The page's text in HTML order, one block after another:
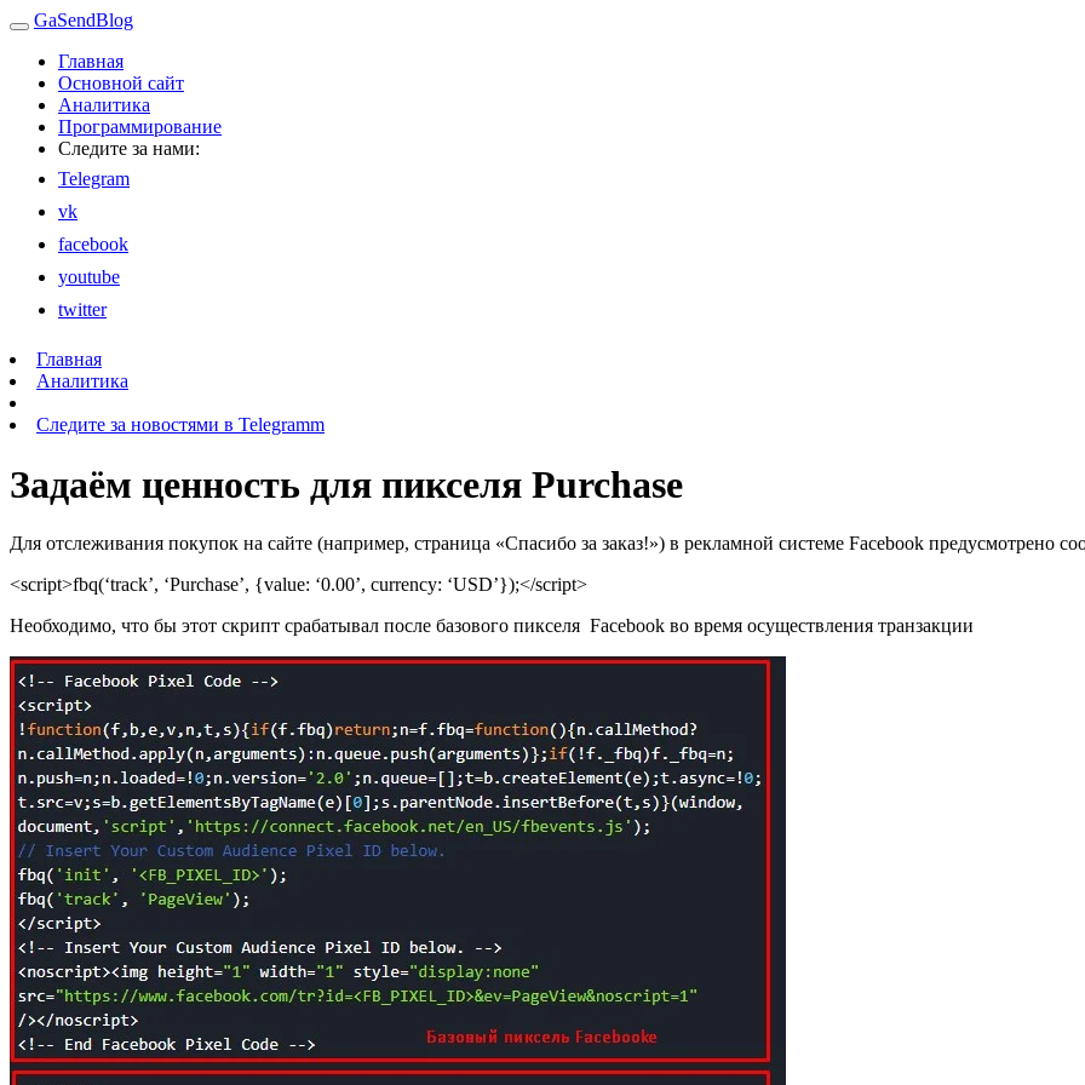
GaSendBlog
Главная
Основной сайт
Аналитика
Программирование
Следите за нами:
Telegram
vk
facebook
youtube
twitter
Главная
Аналитика
Следите за новостями в Telegramm
Задаём ценность для пикселя Purchase
Для отслеживания покупок на сайте (например, страница «Спасибо за заказ!») в рекламной системе Facebook предусмотрено
<script>fbq(‘track’, ‘Purchase’, {value: ‘0.00’, currency: ‘USD’});</script>
Необходимо, что бы этот скрипт срабатывал после базового пикселя Facebook во время осуществления транзакции